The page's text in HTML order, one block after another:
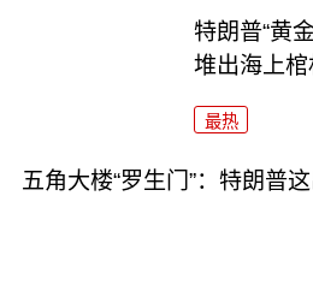
特朗普“黄
堆出海上棺
最热
五角大楼“罗生门”：特朗普